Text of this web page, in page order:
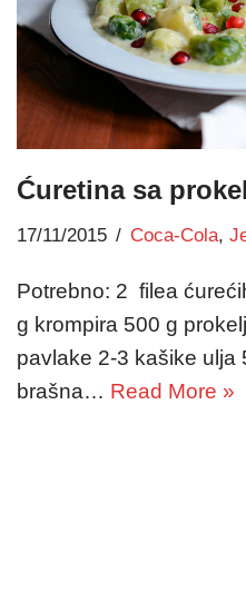
Ćuretina sa
17/11/2015 Coca-Cola,
Potrebno: 2 filea
g krompira 500 g
pavlake 2-3 kašike ulja
brašna… Read More »